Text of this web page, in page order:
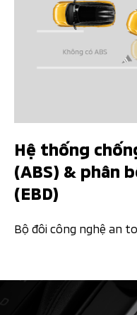
Hệ thống
(ABS) & phân
(EBD)
Bộ đôi công nghệ an